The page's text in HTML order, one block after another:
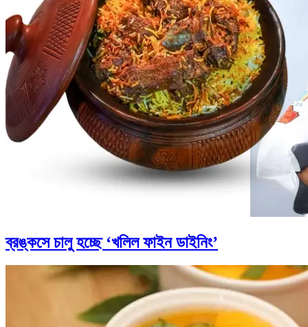
ব্রঙ্কসে চালু হচ্ছে ‘খলিল ফাইন ডাইনিং’